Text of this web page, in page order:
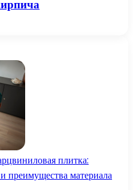
плитка:
преимущества материала